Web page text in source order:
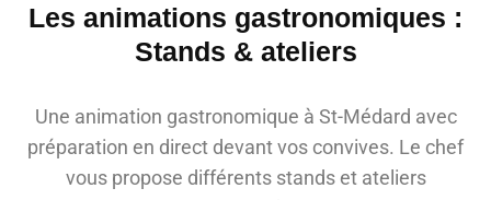
Les animations gastronomiques :
Stands & ateliers
Une animation gastronomique à St-Médard avec
préparation en direct devant vos convives. Le chef
vous propose différents stands et ateliers